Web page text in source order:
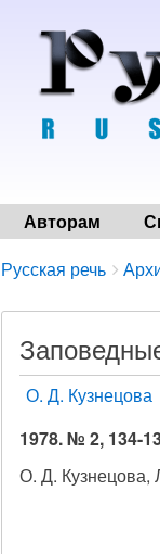
Авторам
Breadcrumbs
You
here:
Русская речь
О. Д. Кузнецова
1978. № 2, 134-
О. Д. Кузнецова,